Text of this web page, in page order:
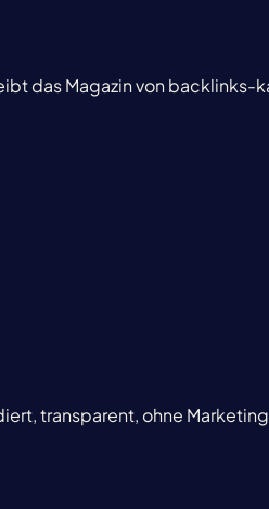
Magazin von backlinks-
transparent, ohne